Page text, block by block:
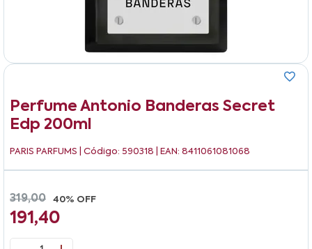
Perfume Antonio Banderas Secret
Edp 200ml
PARIS PARFUMS | Código: 590318 | EAN: 8411061081068
319,00 40% OFF
191,40